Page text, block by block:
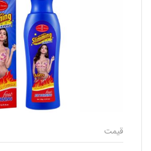
قیمت